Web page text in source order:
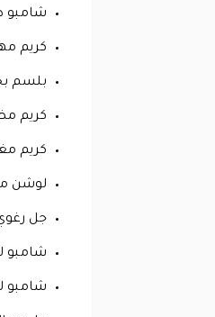
شامبو دوكر مضاد للقشرة
كريم مهدئ للبشرة بحجم
بلسم بحجم 200 مللي لتقوية اعصاب البشره بسعر 55 درهم
كريم مضاد للتعرق بحجم
كريم مغذي
لوشن مضاد لتساقط
جل رغوي لعلاج حب
شامبو لعلاج
شامبو